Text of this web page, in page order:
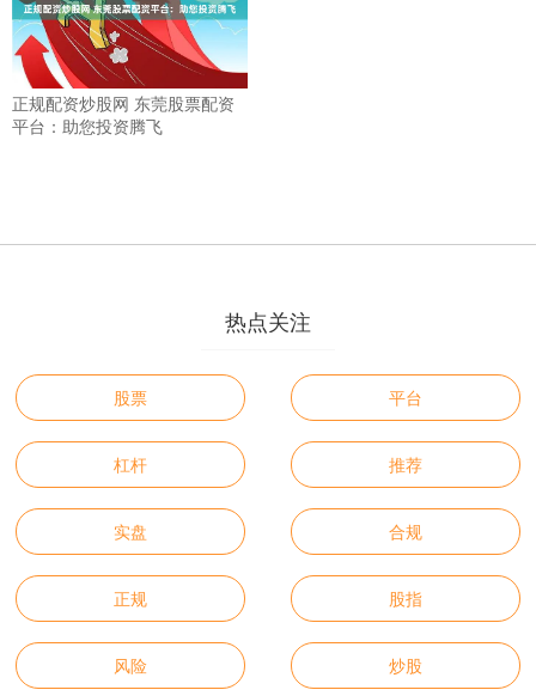
正规配资炒股网 东莞股票配资
平台：助您投资腾飞
热点关注
股票 平台
杠杆 推荐
实盘 合规
正规 股指
风险 炒股